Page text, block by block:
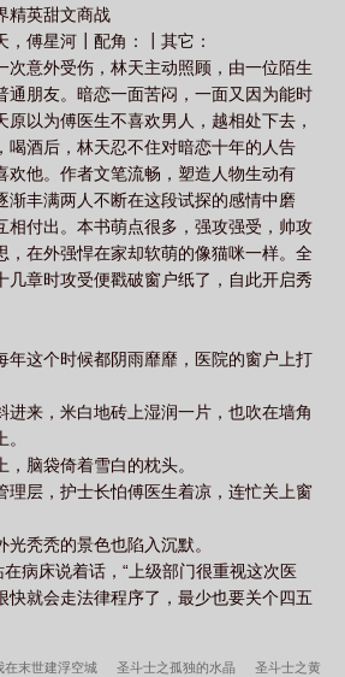
精英甜文商战
，傅星河┃配角：┃其它：
次意外受伤，林天主动照顾，由一位陌生
通朋友。暗恋一面苦闷，一面又因为能时
以为傅医生不喜欢男人，越相处下去，
喝酒后，林天忍不住对暗恋十年的人告
欢他。作者文笔流畅，塑造人物生动有
渐丰满两人不断在这段试探的感情中磨
相付出。本书萌点很多，强攻强受，帅攻
，在外强悍在家却软萌的像猫咪一样。全
几章时攻受便戳破窗户纸了，自此开启秀
年这个时候都阴雨靡靡，医院的窗户上打
进来，米白地砖上湿润一片，也吹在墙角
脑袋倚着雪白的枕头。
理层，护士长怕傅医生着凉，连忙关上窗
秃秃的景色也陷入沉默。
病床说着话，“上级部门很重视这次医
快就会走法律程序了，最少也要关个四五
在末世建浮空城 圣斗士之孤独的水晶 圣斗士之黄